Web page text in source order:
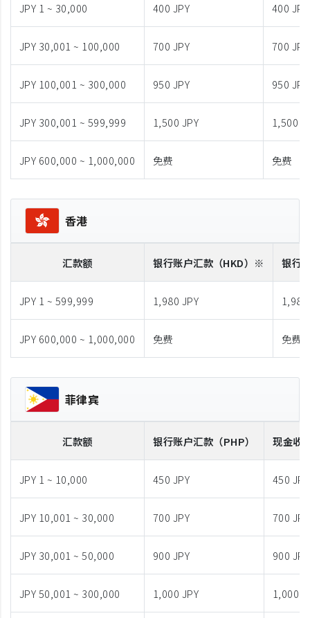
JPY 1 ~ 30,000 400 JPY 400 JPY
JPY 30,001 ~ 100,000 700 JPY 700 JPY
JPY 100,001 ~ 300,000 950 JPY 950 JPY
JPY 300,001 ~ 599,999 1,500 JPY 1,500
JPY 600,000 ~ 1,000,000 免费 免费
香港
汇款额 银行账户汇款 （HKD）※ 银行
JPY 1 ~ 599,999 1,980 JPY 1,980
JPY 600,000 ~ 1,000,000 免费 免费
菲律宾
汇款额 银行账户汇款 （PHP） 现金收
JPY 1 ~ 10,000 450 JPY 450 JPY
JPY 10,001 ~ 30,000 700 JPY 700 JPY
JPY 30,001 ~ 50,000 900 JPY 900 JPY
JPY 50,001 ~ 300,000 1,000 JPY 1,000